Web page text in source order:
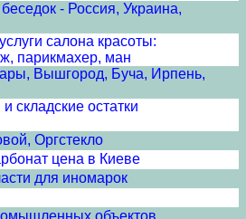
- Россия, Украина,
салона красоты:
парикмахер, ман
Вышгород, Буча, Ирпень,
складские остатки
Оргстекло
цена в Киеве
для иномарок
объектов